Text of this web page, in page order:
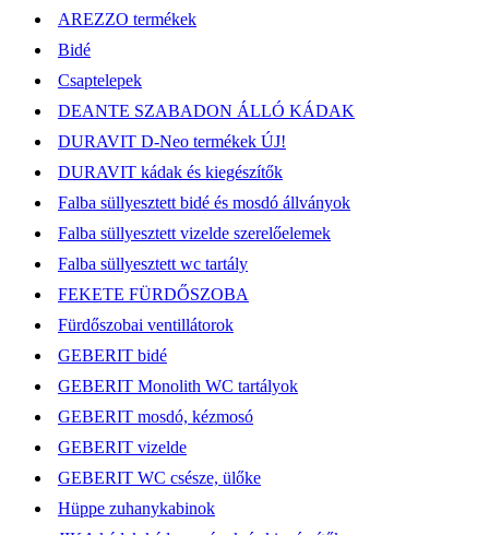
AREZZO termékek
Bidé
Csaptelepek
DEANTE SZABADON ÁLLÓ KÁDAK
DURAVIT D-Neo termékek ÚJ!
DURAVIT kádak és kiegészítők
Falba süllyesztett bidé és mosdó állványok
Falba süllyesztett vizelde szerelőelemek
Falba süllyesztett wc tartály
FEKETE FÜRDŐSZOBA
Fürdőszobai ventillátorok
GEBERIT bidé
GEBERIT Monolith WC tartályok
GEBERIT mosdó, kézmosó
GEBERIT vizelde
GEBERIT WC csésze, ülőke
Hüppe zuhanykabinok